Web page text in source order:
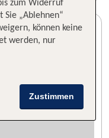
zum Widerruf
„Ablehnen“
können keine
werden, nur
Zustimmen